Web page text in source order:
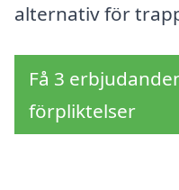
alternativ för
Få 3
förpliktelser